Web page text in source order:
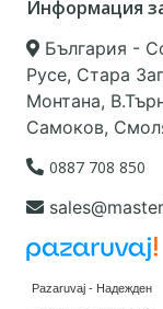
Информация
България -
Русе, Стара
Монтана,
Самоков,
0887 708 850
Pazaruvaj - Надежден